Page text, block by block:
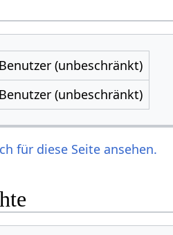
(unbeschränkt)
(unbeschränkt)
für diese Seite ansehen.